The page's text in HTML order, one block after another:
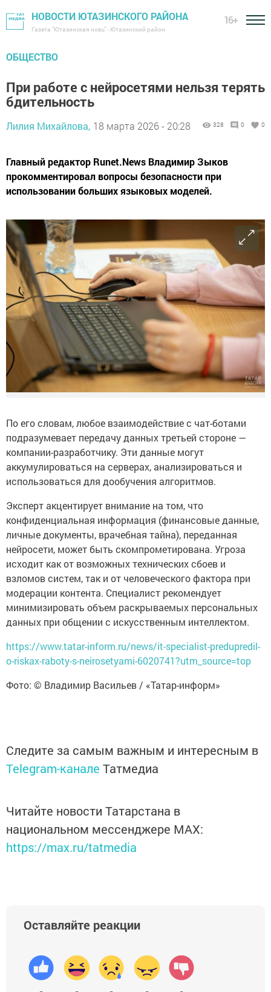
НОВОСТИ ЮТАЗИНСКОГО РАЙОНА
Газета "Ютазинская новь" - Ютазинский район
16+
ОБЩЕСТВО
При работе с нейросетями нельзя терять
бдительность
Лилия Михайлова, 18 марта 2026 - 20:28 328 0 0
Главный редактор Runet.News Владимир Зыков
прокомментировал вопросы безопасности при
использовании больших языковых моделей.
По его словам, любое взаимодействие с чат-ботами
подразумевает передачу данных третьей стороне —
компании-разработчику. Эти данные могут
аккумулироваться на серверах, анализироваться и
использоваться для дообучения алгоритмов.
Эксперт акцентирует внимание на том, что
конфиденциальная информация (финансовые данные,
личные документы, врачебная тайна), переданная
нейросети, может быть скомпрометирована. Угроза
исходит как от возможных технических сбоев и
взломов систем, так и от человеческого фактора при
модерации контента. Специалист рекомендует
минимизировать объем раскрываемых персональных
данных при общении с искусственным интеллектом.
https://www.tatar-inform.ru/news/it-specialist-predupredil-
o-riskax-raboty-s-neirosetyami-6020741?utm_source=top
Фото: © Владимир Васильев / «Татар-информ»
Следите за самым важным и интересным в
Telegram-канале Татмедиа
Читайте новости Татарстана в
национальном мессенджере MАХ:
https://max.ru/tatmedia
Оставляйте реакции